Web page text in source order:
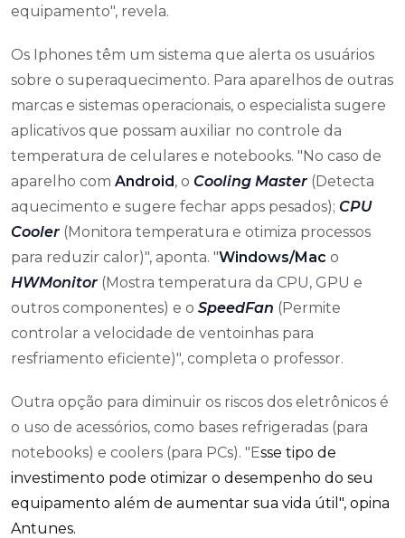
equipamento", revela.
Os Iphones têm um sistema que alerta os usuários
sobre o superaquecimento. Para aparelhos de outras
marcas e sistemas operacionais, o especialista sugere
aplicativos que possam auxiliar no controle da
temperatura de celulares e notebooks. "No caso de
aparelho com Android, o Cooling Master (Detecta
aquecimento e sugere fechar apps pesados); CPU
Cooler (Monitora temperatura e otimiza processos
para reduzir calor)", aponta. "Windows/Mac o
HWMonitor (Mostra temperatura da CPU, GPU e
outros componentes) e o SpeedFan (Permite
controlar a velocidade de ventoinhas para
resfriamento eficiente)", completa o professor.
Outra opção para diminuir os riscos dos eletrônicos é
o uso de acessórios, como bases refrigeradas (para
notebooks) e coolers (para PCs). "Esse tipo de
investimento pode otimizar o desempenho do seu
equipamento além de aumentar sua vida útil", opina
Antunes.